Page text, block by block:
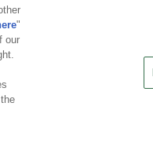
針
"
our